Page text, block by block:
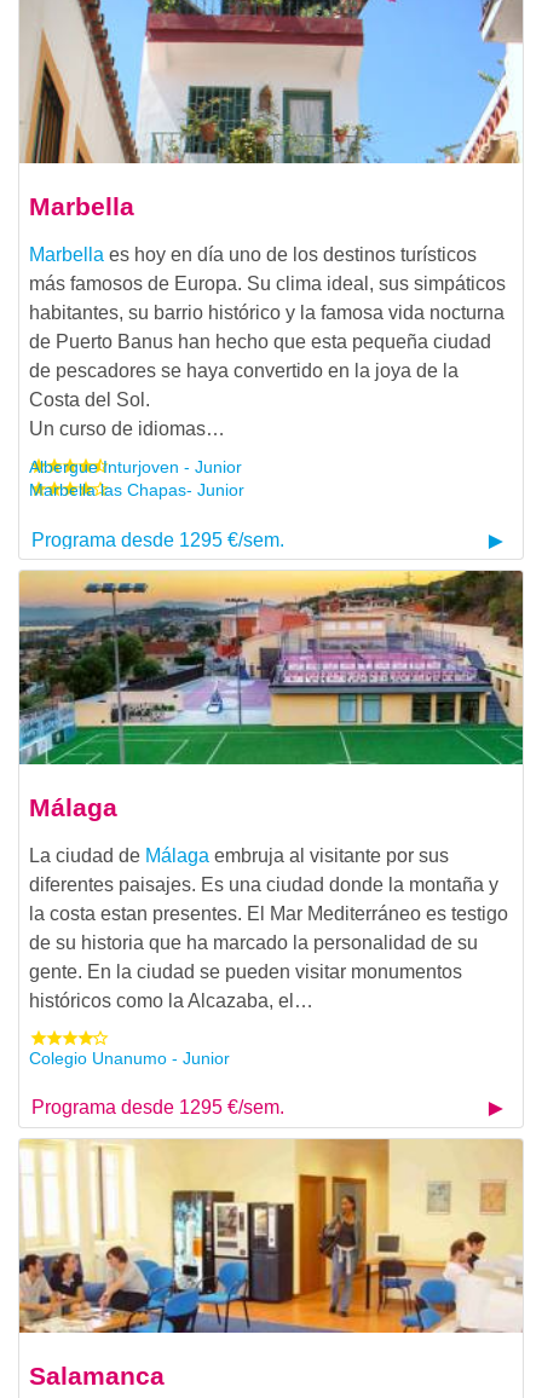
Marbella
Marbella es hoy en día uno de los destinos turísticos
más famosos de Europa. Su clima ideal, sus simpáticos
habitantes, su barrio histórico y la famosa vida nocturna
de Puerto Banus han hecho que esta pequeña ciudad
de pescadores se haya convertido en la joya de la
Costa del Sol.
Un curso de idiomas…
Albergue Inturjoven - Junior
Marbella las Chapas- Junior
Programa desde 1295 €/sem.
Málaga
La ciudad de Málaga embruja al visitante por sus
diferentes paisajes. Es una ciudad donde la montaña y
la costa estan presentes. El Mar Mediterráneo es testigo
de su historia que ha marcado la personalidad de su
gente. En la ciudad se pueden visitar monumentos
históricos como la Alcazaba, el…
Colegio Unanumo - Junior
Programa desde 1295 €/sem.
Salamanca